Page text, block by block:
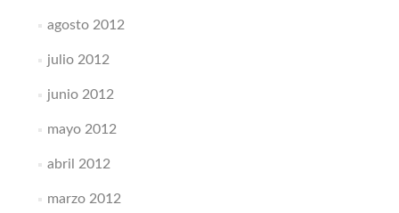
agosto 2012
julio 2012
junio 2012
mayo 2012
abril 2012
marzo 2012